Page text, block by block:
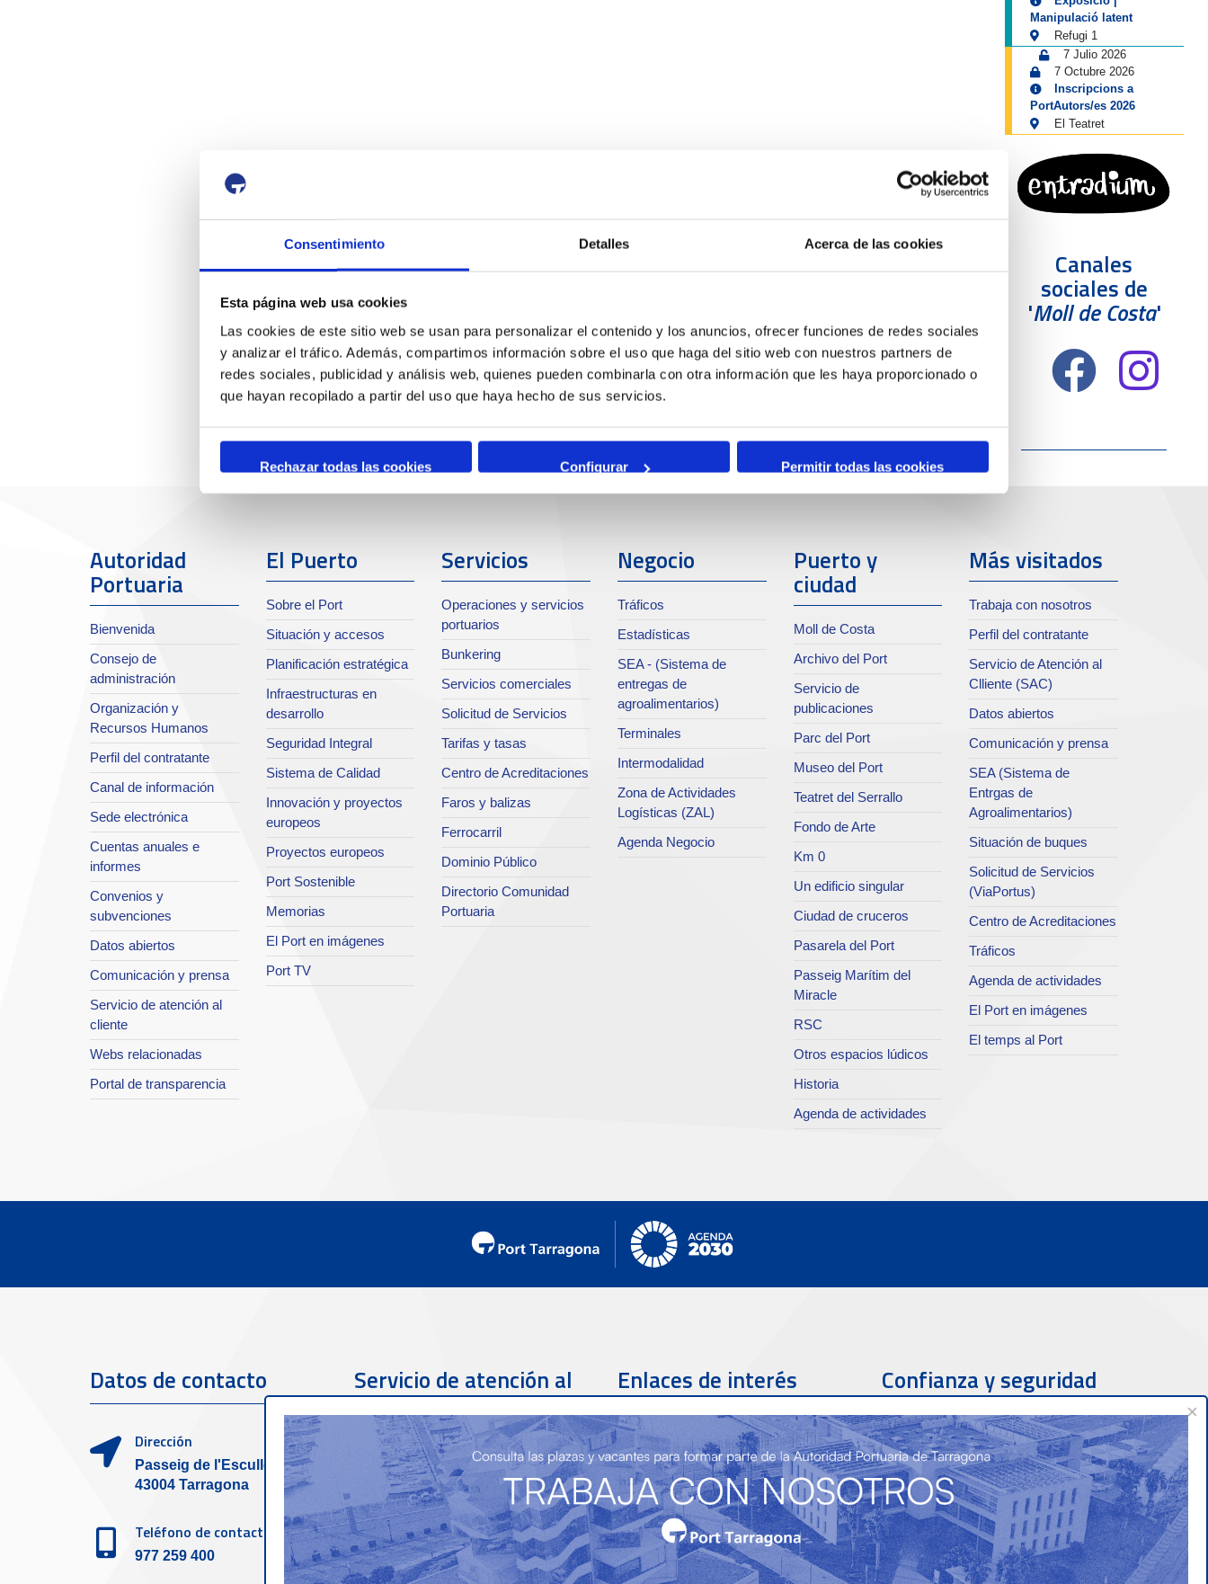
Consentimiento Detalles Acerca de las cookies
Esta página web usa cookies
Las cookies de este sitio web se usan para personalizar el contenido y los anuncios, ofrecer funciones de redes sociales
y analizar el tráfico. Además, compartimos información sobre el uso que haga del sitio web con nuestros partners de
redes sociales, publicidad y análisis web, quienes pueden combinarla con otra información que les haya proporcionado o
que hayan recopilado a partir del uso que haya hecho de sus servicios.
Rechazar todas las cookies Configurar Permitir todas las cookies
Manipulació latent
Refugi 1
7 Julio 2026
7 Octubre 2026
Inscripcions a
PortAutors/es 2026
El Teatret
Canales
sociales de
'Moll de Costa'
Autoridad
Portuaria
Bienvenida
Consejo de
administración
Organización y
Recursos Humanos
Perfil del contratante
Canal de información
Sede electrónica
Cuentas anuales e
informes
Convenios y
subvenciones
Datos abiertos
Comunicación y prensa
Servicio de atención al
cliente
Webs relacionadas
Portal de transparencia
El Puerto
Sobre el Port
Situación y accesos
Planificación estratégica
Infraestructuras en
desarrollo
Seguridad Integral
Sistema de Calidad
Innovación y proyectos
europeos
Proyectos europeos
Port Sostenible
Memorias
El Port en imágenes
Port TV
Servicios
Operaciones y servicios
portuarios
Bunkering
Servicios comerciales
Solicitud de Servicios
Tarifas y tasas
Centro de Acreditaciones
Faros y balizas
Ferrocarril
Dominio Público
Directorio Comunidad
Portuaria
Negocio
Tráficos
Estadísticas
SEA - (Sistema de
entregas de
agroalimentarios)
Terminales
Intermodalidad
Zona de Actividades
Logísticas (ZAL)
Agenda Negocio
Puerto y
ciudad
Moll de Costa
Archivo del Port
Servicio de
publicaciones
Parc del Port
Museo del Port
Teatret del Serrallo
Fondo de Arte
Km 0
Un edificio singular
Ciudad de cruceros
Pasarela del Port
Passeig Marítim del
Miracle
RSC
Otros espacios lúdicos
Historia
Agenda de actividades
Más visitados
Trabaja con nosotros
Perfil del contratante
Servicio de Atención al
Clliente (SAC)
Datos abiertos
Comunicación y prensa
SEA (Sistema de
Entrgas de
Agroalimentarios)
Situación de buques
Solicitud de Servicios
(ViaPortus)
Centro de Acreditaciones
Tráficos
Agenda de actividades
El Port en imágenes
El temps al Port
Datos de contacto
Dirección
Passeig de l'Escullera s/n,
43004 Tarragona
Teléfono de contacto
977 259 400
Servicio de atención al
cliente
Teléfono de contacto
977 259 462
Email de contacto
sac@porttarragona.cat
Enlaces de interés
Partners
Confianza y seguridad
×